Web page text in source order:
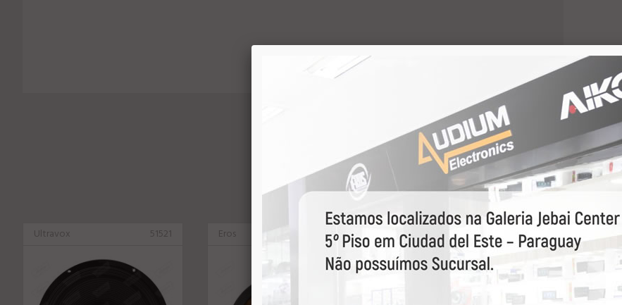
VEJA MAIS
Ultravox 51521 Eros 63708 Eros 71192